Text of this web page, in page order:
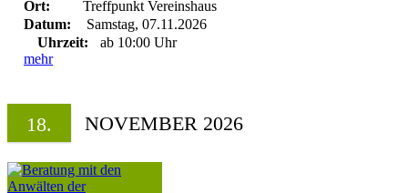
Ort:
Treffpunkt Vereinshaus
Datum:
Samstag, 07.11.2026
Uhrzeit:
ab 10:00 Uhr
mehr
18. NOVEMBER 2026